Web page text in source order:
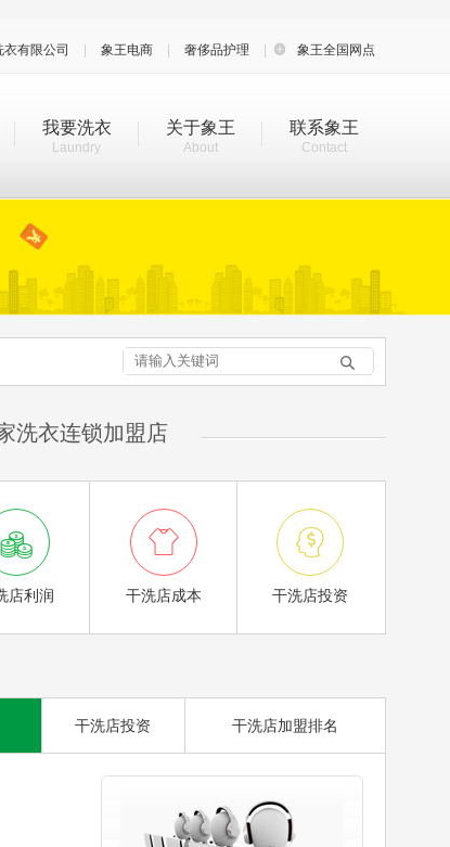
有限公司 象王电商 奢侈品护理  象王全国网点
我要洗衣
Laundry
关于象王
About
联系象王
Contact

洗衣连锁加盟店

店利润

干洗店成本

干洗店投资
干洗店投资 干洗店加盟排名